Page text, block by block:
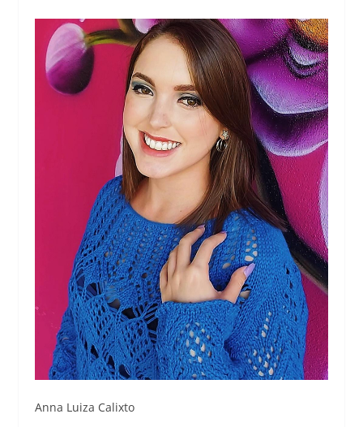
Anna Luiza Calixto